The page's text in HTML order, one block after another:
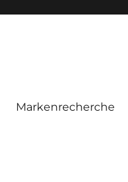
Markenrecherche